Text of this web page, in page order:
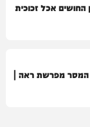
אכל זכוכית
המסר מפרשת ראה |